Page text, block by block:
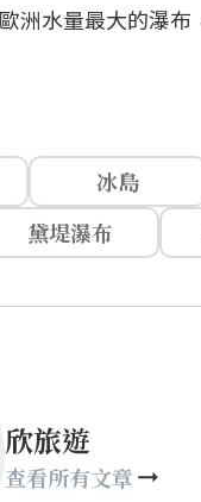
洲水量最大的瀑
冰島
黛堤瀑布
欣旅遊
查看所有文章